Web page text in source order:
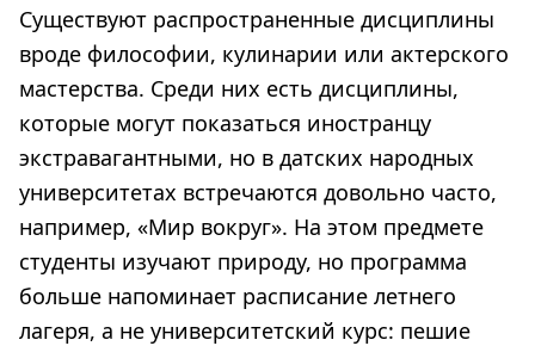
Существуют распространенные дисциплины
вроде философии, кулинарии или актерского
мастерства. Среди них есть дисциплины,
которые могут показаться иностранцу
экстравагантными, но в датских народных
университетах встречаются довольно часто,
например, «Мир вокруг». На этом предмете
студенты изучают природу, но программа
больше напоминает расписание летнего
лагеря, а не университетский курс: пешие